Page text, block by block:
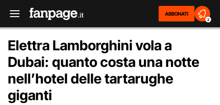
ABBONATI
2
Elettra Lamborghini vola a
Dubai: quanto costa una notte
nell’hotel delle tartarughe
giganti